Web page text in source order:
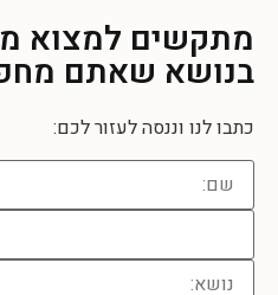
מתקשים למצוא
בנושא שאתם
כתבו לנו וננסה לעזור לכם: